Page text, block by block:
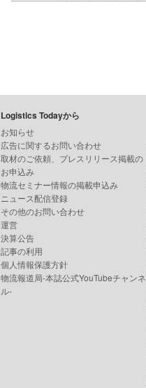
Logistics Todayから
お知らせ
広告に関するお問い合わせ
取材のご依頼、プレスリリース掲載の
お申込み
物流セミナー情報の掲載申込み
ニュース配信登録
その他のお問い合わせ
運営
決算公告
記事の利用
個人情報保護方針
物流報道局-本誌公式YouTubeチャンネ
ル-